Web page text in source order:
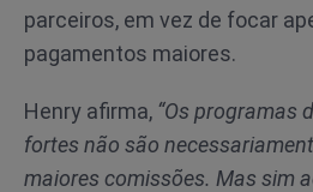
parceiros, em vez de focar
pagamentos maiores.
Henry afirma, “Os programas
fortes não são
maiores comissões. Mas sim